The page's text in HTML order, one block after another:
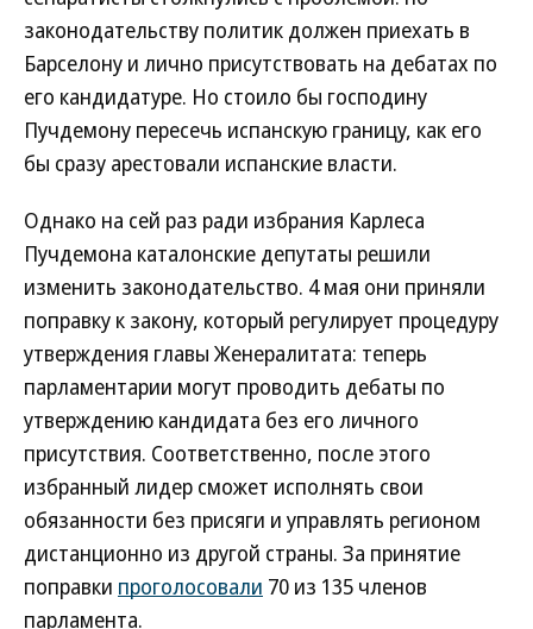
законодательству политик должен приехать в
Барселону и лично присутствовать на дебатах по
его кандидатуре. Но стоило бы господину
Пучдемону пересечь испанскую границу, как его
бы сразу арестовали испанские власти.
Однако на сей раз ради избрания Карлеса
Пучдемона каталонские депутаты решили
изменить законодательство. 4 мая они приняли
поправку к закону, который регулирует процедуру
утверждения главы Женералитата: теперь
парламентарии могут проводить дебаты по
утверждению кандидата без его личного
присутствия. Соответственно, после этого
избранный лидер сможет исполнять свои
обязанности без присяги и управлять регионом
дистанционно из другой страны. За принятие
поправки проголосовали 70 из 135 членов
парламента.